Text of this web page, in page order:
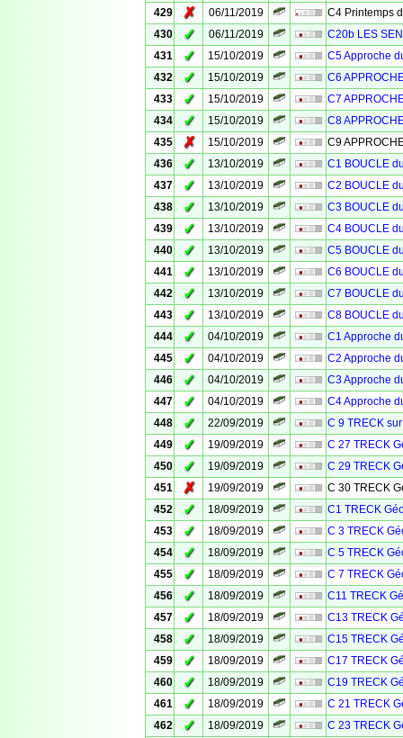
429 ✗ 06/11/2019
C4 Printemps
430
✓ 06/11/2019
C20b LES
431
✓ 15/10/2019
C5 Approche
432
✓ 15/10/2019
C6
433
✓ 15/10/2019
C7
434
✓ 15/10/2019
C8
435
✗ 15/10/2019
C9
436
✓ 13/10/2019
C1 BOUCLE
437
✓ 13/10/2019
C2 BOUCLE
438
✓ 13/10/2019
C3 BOUCLE
439
✓ 13/10/2019
C4 BOUCLE
440
✓ 13/10/2019
C5 BOUCLE
441
✓ 13/10/2019
C6 BOUCLE
442
✓ 13/10/2019
C7 BOUCLE
443
✓ 13/10/2019
C8 BOUCLE
444
✓ 04/10/2019
C1 Approche
445
✓ 04/10/2019
C2 Approche
446
✓ 04/10/2019
C3 Approche
447
✓ 04/10/2019
C4 Approche
448
✓ 22/09/2019
C 9 TRECK
449
✓ 19/09/2019
C 27 TRECK
450
✓ 19/09/2019
C 29 TRECK
451
✗ 19/09/2019
C 30 TRECK
452
✓ 18/09/2019
C1 TRECK
453
✓ 18/09/2019
C 3 TRECK
454
✓ 18/09/2019
C 5 TRECK
455
✓ 18/09/2019
C 7 TRECK
456
✓ 18/09/2019
C11 TRECK
457
✓ 18/09/2019
C13 TRECK
458
✓ 18/09/2019
C15 TRECK
459
✓ 18/09/2019
C17 TRECK
460
✓ 18/09/2019
C19 TRECK
461
✓ 18/09/2019
C 21 TRECK
462
✓ 18/09/2019
C 23 TRECK